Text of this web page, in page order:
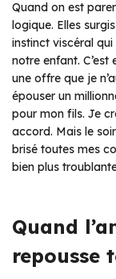
Quand on est
logique. Elles
instinct viscéral
notre enfant.
une offre que je
épouser un
pour mon fils. Je
accord. Mais le
brisé toutes mes
bien plus
Quand
repousse